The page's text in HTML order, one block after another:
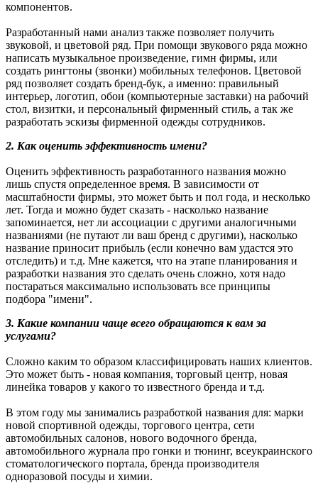
компонентов.
Разработанный нами анализ также позволяет получить
звуковой, и цветовой ряд. При помощи звукового ряда можно
написать музыкальное произведение, гимн фирмы, или
создать рингтоны (звонки) мобильных телефонов. Цветовой
ряд позволяет создать бренд-бук, а именно: правильный
интерьер, логотип, обои (компьютерные заставки) на рабочий
стол, визитки, и персональный фирменный стиль, а так же
разработать эскизы фирменной одежды сотрудников.
2. Как оценить эффективность имени?
Оценить эффективность разработанного названия можно
лишь спустя определенное время. В зависимости от
масштабности фирмы, это может быть и пол года, и несколько
лет. Тогда и можно будет сказать - насколько название
запоминается, нет ли ассоциации с другими аналогичными
названиями (не путают ли ваш бренд с другими), насколько
название приносит прибыль (если конечно вам удастся это
отследить) и т.д. Мне кажется, что на этапе планирования и
разработки названия это сделать очень сложно, хотя надо
постараться максимально использовать все принципы
подбора "имени".
3. Какие компании чаще всего обращаются к вам за
услугами?
Сложно каким то образом классифицировать наших клиентов.
Это может быть - новая компания, торговый центр, новая
линейка товаров у какого то известного бренда и т.д.
В этом году мы занимались разработкой названия для: марки
новой спортивной одежды, торгового центра, сети
автомобильных салонов, нового водочного бренда,
автомобильного журнала про гонки и тюнинг, всеукраинского
стоматологического портала, бренда производителя
одноразовой посуды и химии.